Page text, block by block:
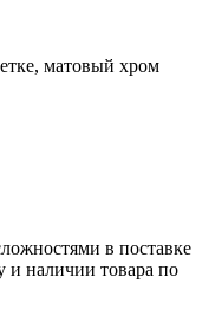
матовый хром
в поставке
и наличии товара по